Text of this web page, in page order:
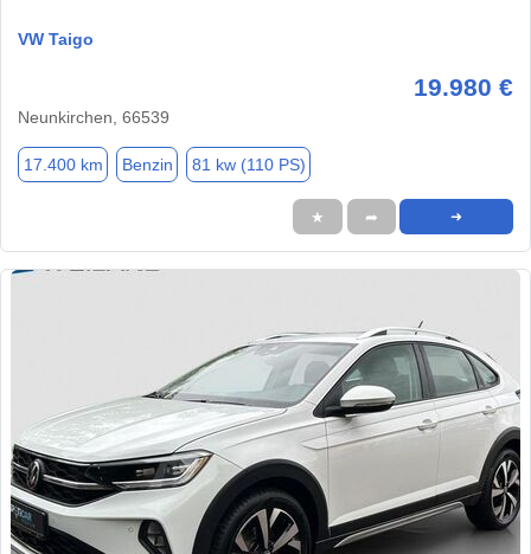
VW Taigo
19.980 €
Neunkirchen, 66539
17.400 km Benzin 81 kw (110 PS)
★ ➦ ➜